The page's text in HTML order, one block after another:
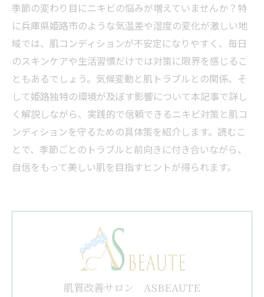
季節の変わり目にニキビの悩みが増えていませんか？特
に兵庫県姫路市のような気温差や湿度の変化が激しい地
域では、肌コンディションが不安定になりやすく、毎日
のスキンケアや生活習慣だけでは対策に限界を感じるこ
ともあるでしょう。気候変動と肌トラブルとの関係、そ
して姫路独特の環境が及ぼす影響について本記事で詳し
く解説しながら、実践的で信頼できるニキビ対策と肌コ
ンディションを守るための具体策を紹介します。読むこ
とで、季節ごとのトラブルと前向きに付き合いながら、
自信をもって美しい肌を目指すヒントが得られます。
肌質改善サロン ASBEAUTE